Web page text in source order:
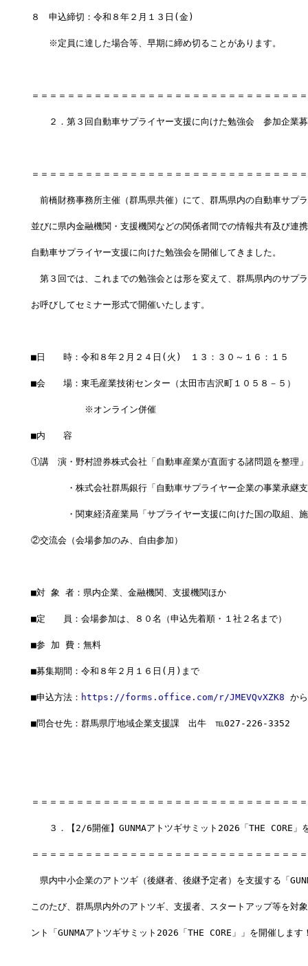
８　申込締切：令和８年２月１３日(金)
※定員に達した場合等、早期に締め切ることがあります。
＝＝＝＝＝＝＝＝＝＝＝＝＝＝＝＝＝＝＝＝＝＝＝＝＝＝＝＝＝＝
２．第３回自動車サプライヤー支援に向けた勉強会　参加企業
＝＝＝＝＝＝＝＝＝＝＝＝＝＝＝＝＝＝＝＝＝＝＝＝＝＝＝＝＝＝
前橋財務事務所主催（群馬県共催）にて、群馬県内の自動車サプ
並びに県内金融機関・支援機関などの関係者間での情報共有及び連
自動車サプライヤー支援に向けた勉強会を開催してきました。
第３回では、これまでの勉強会とは形を変えて、群馬県内のサプ
お呼びしてセミナー形式で開催いたします。
■日　　時：令和８年２月２４日(火)　１３：３０～１６：１５
■会　　場：東毛産業技術センター（太田市吉沢町１０５８－５）
※オンライン併催
■内　　容
①講　演・野村證券株式会社「自動車産業が直面する諸問題を整理」
・株式会社群馬銀行「自動車サプライヤー企業の事業承継支
・関東経済産業局「サプライヤー支援に向けた国の取組、施
②交流会（会場参加のみ、自由参加）
■対 象 者：県内企業、金融機関、支援機関ほか
■定　　員：会場参加は、８０名（申込先着順・１社２名まで）
■参 加 費：無料
■募集期間：令和８年２月１６日(月)まで
■申込方法： https://forms.office.com/r/JMEVQvXZK8 か
■問合せ先：群馬県庁地域企業支援課　出牛　℡027-226-3352
＝＝＝＝＝＝＝＝＝＝＝＝＝＝＝＝＝＝＝＝＝＝＝＝＝＝＝＝＝＝
３．【2/6開催】GUNMAアトツギサミット2026「THE CORE」
＝＝＝＝＝＝＝＝＝＝＝＝＝＝＝＝＝＝＝＝＝＝＝＝＝＝＝＝＝＝
県内中小企業のアトツギ（後継者、後継予定者）を支援する「
このたび、群馬県内外のアトツギ、支援者、スタートアップ等を対
ント「GUNMAアトツギサミット2026「THE CORE」」を開催します